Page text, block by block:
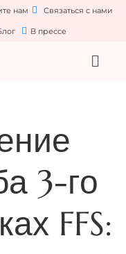
нам Связаться с нами
В прессе
3-го
FFS: